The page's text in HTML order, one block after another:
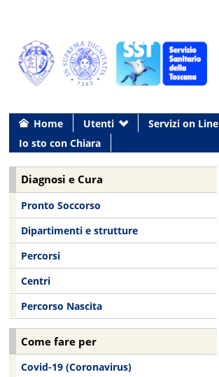
Home Utenti Servizi on Line
Io sto con Chiara
Diagnosi e Cura
Pronto Soccorso
Dipartimenti e strutture
Percorsi
Centri
Percorso Nascita
Come fare per
Covid-19 (Coronavirus)